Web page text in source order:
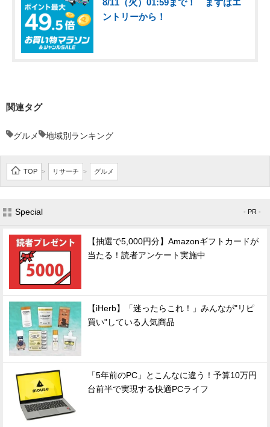
8/11（火）01:59まで！ まずはエ
ントリーから！
関連タグ
グルメ 地域別ランキング
TOP > リサーチ > グルメ
Special - PR -
【抽選で5,000円分】Amazonギフトカードが
当たる！読者アンケート実施中
【iHerb】「迷ったらこれ！」みんなが"リピ
買い"している人気商品
「5年前のPC」とこんなに違う！予算10万円
台前半で実現する快適PCライフ